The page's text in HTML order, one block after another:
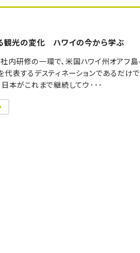
光の変化 ハワイの今から学ぶ
内研修の一環で、米国ハワイ州オアフ
代表するデスティネーションであるだけで
日本がこれまで継続してウ･･･